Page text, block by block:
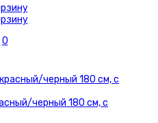
0
черный 180 см, с